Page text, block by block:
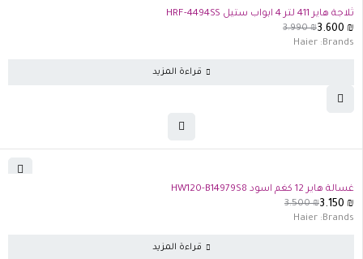
تفذت الكمية
ثلاجة هاير 411 لتر 4 ابواب ستيل HRF-4494SS
3.990₪3.600 ₪
Brands:
Haier
قراءة المزيد
تفذت الكمية
غسالة هاير 12 كغم اسود HW120-B14979S8
3.500₪3.150 ₪
Brands:
Haier
قراءة المزيد